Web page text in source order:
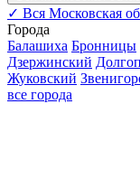
✓ Вся Московская
Города
Балашиха Бронницы
Дзержинский
Жуковский
все города